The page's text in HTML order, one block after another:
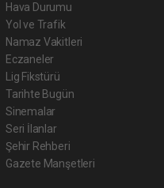
Hava Durumu
Yol ve Trafik
Namaz Vakitleri
Eczaneler
Lig Fikstürü
Tarihte Bugün
Sinemalar
Seri İlanlar
Şehir Rehberi
Gazete Manşetleri